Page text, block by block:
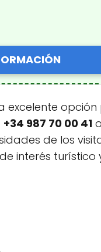
excelente
+34 987 70 00 41
de los
interés turístico